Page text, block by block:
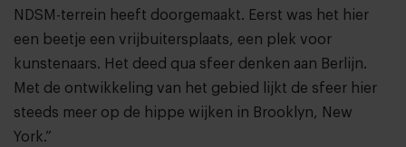
NDSM-terrein heeft doorgemaakt. Eerst was het hier
een beetje een vrijbuitersplaats, een plek voor
kunstenaars. Het deed qua sfeer denken aan Berlijn.
Met de ontwikkeling van het gebied lijkt de sfeer hier
steeds meer op de hippe wijken in Brooklyn, New
York.”